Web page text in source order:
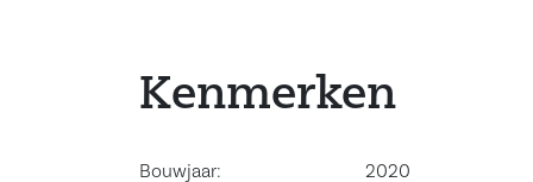
complete badkamer is voorzien van een ruime
met regendouche, wastafelmeubel met
Kenmerken
Bouwjaar:
2020